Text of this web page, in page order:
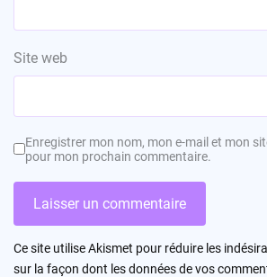
Site web
Enregistrer mon nom, mon e-mail et mon
pour mon prochain commentaire.
Ce site utilise Akismet pour réduire les
sur la façon dont les données de vos